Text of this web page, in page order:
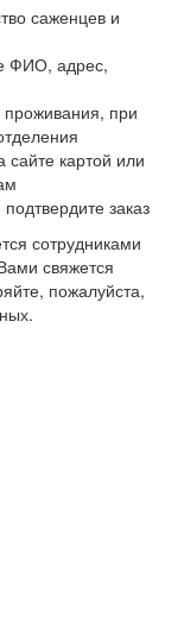
саженцев и
ФИО, адрес,
проживания, при
картой или
заказ
сотрудниками
свяжется
пожалуйста,